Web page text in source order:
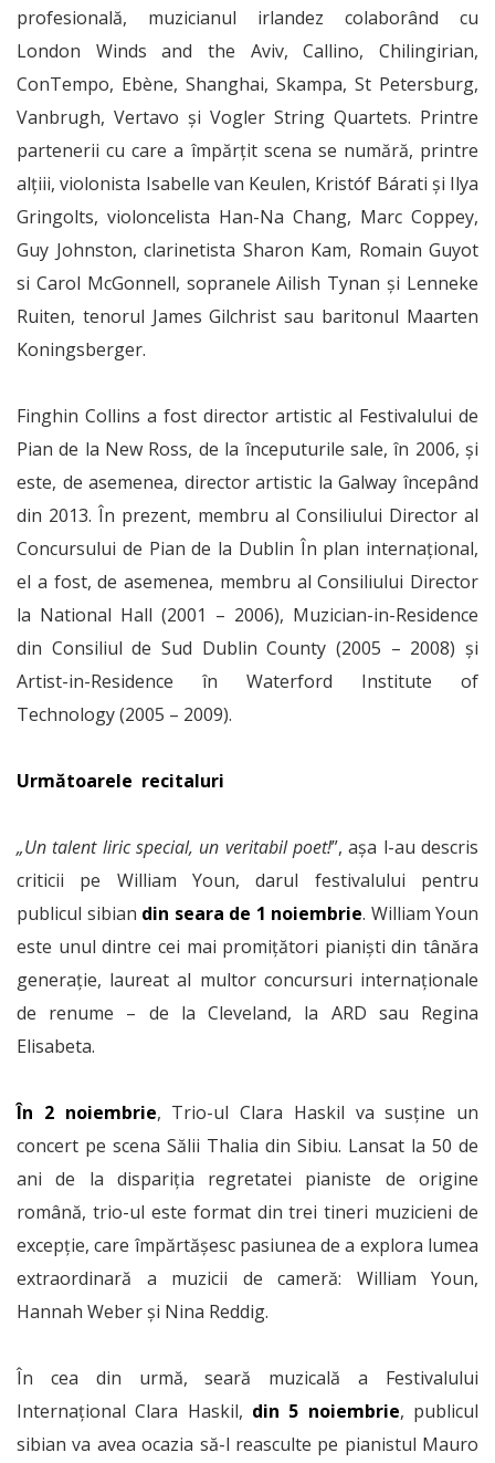
profesională, muzicianul irlandez colaborând cu
London Winds and the Aviv, Callino, Chilingirian,
ConTempo, Ebène, Shanghai, Skampa, St Petersburg,
Vanbrugh, Vertavo și Vogler String Quartets. Printre
partenerii cu care a împărțit scena se numără, printre
alțiii, violonista Isabelle van Keulen, Kristóf Bárati și Ilya
Gringolts, violoncelista Han-Na Chang, Marc Coppey,
Guy Johnston, clarinetista Sharon Kam, Romain Guyot
si Carol McGonnell, sopranele Ailish Tynan și Lenneke
Ruiten, tenorul James Gilchrist sau baritonul Maarten
Koningsberger.
Finghin Collins a fost director artistic al Festivalului de
Pian de la New Ross, de la începuturile sale, în 2006, și
este, de asemenea, director artistic la Galway începând
din 2013. În prezent, membru al Consiliului Director al
Concursului de Pian de la Dublin În plan internațional,
el a fost, de asemenea, membru al Consiliului Director
la National Hall (2001 – 2006), Muzician-in-Residence
din Consiliul de Sud Dublin County (2005 – 2008) și
Artist-in-Residence în Waterford Institute of
Technology (2005 – 2009).
Următoarele recitaluri
„Un talent liric special, un veritabil poet!”, așa l-au descris
criticii pe William Youn, darul festivalului pentru
publicul sibian din seara de 1 noiembrie. William Youn
este unul dintre cei mai promițători pianiști din tânăra
generație, laureat al multor concursuri internaționale
de renume – de la Cleveland, la ARD sau Regina
Elisabeta.
În 2 noiembrie, Trio-ul Clara Haskil va susține un
concert pe scena Sălii Thalia din Sibiu. Lansat la 50 de
ani de la dispariția regretatei pianiste de origine
română, trio-ul este format din trei tineri muzicieni de
excepție, care împărtășesc pasiunea de a explora lumea
extraordinară a muzicii de cameră: William Youn,
Hannah Weber și Nina Reddig.
În cea din urmă, seară muzicală a Festivalului
Internațional Clara Haskil, din 5 noiembrie, publicul
sibian va avea ocazia să-l reasculte pe pianistul Mauro